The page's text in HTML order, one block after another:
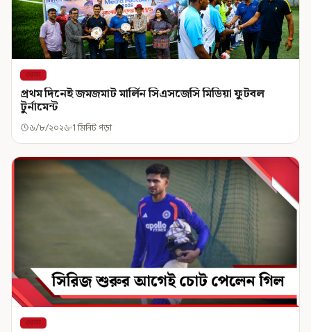
খেলা
প্রথম দিনেই জমজমাট মার্লিন সিএসজেসি মিডিয়া ফুটবল
টুর্নামেন্ট
৬/৮/২০২৬ 1 মিনিট পড়া
খেলা